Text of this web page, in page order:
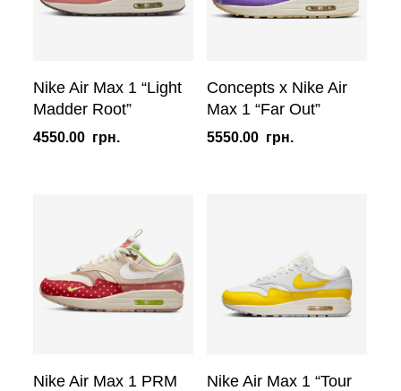
Nike Air Max 1 “Light
Madder Root”
4550.00 грн.
Concepts x Nike Air
Max 1 “Far Out”
5550.00 грн.
Nike Air Max 1 PRM
Nike Air Max 1 “Tour